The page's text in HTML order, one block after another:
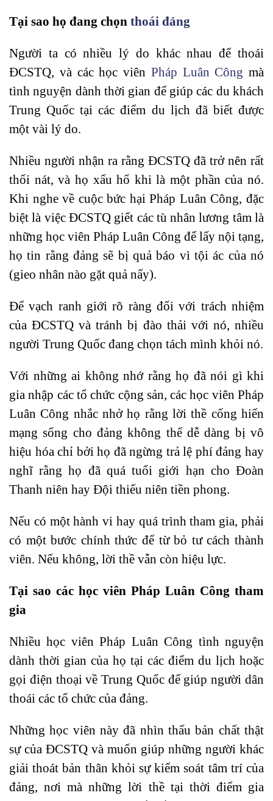
Tại sao họ đang chọn thoái đảng
Người ta có nhiều lý do khác nhau để thoái
ĐCSTQ, và các học viên Pháp Luân Công mà
tình nguyện dành thời gian để giúp các du khách
Trung Quốc tại các điểm du lịch đã biết được
một vài lý do.
Nhiều người nhận ra rằng ĐCSTQ đã trở nên rất
thối nát, và họ xấu hổ khi là một phần của nó.
Khi nghe về cuộc bức hại Pháp Luân Công, đặc
biệt là việc ĐCSTQ giết các tù nhân lương tâm là
những học viên Pháp Luân Công để lấy nội tạng,
họ tin rằng đảng sẽ bị quả báo vì tội ác của nó
(gieo nhân nào gặt quả nấy).
Để vạch ranh giới rõ ràng đối với trách nhiệm
của ĐCSTQ và tránh bị đào thải với nó, nhiều
người Trung Quốc đang chọn tách mình khỏi nó.
Với những ai không nhớ rằng họ đã nói gì khi
gia nhập các tổ chức cộng sản, các học viên Pháp
Luân Công nhắc nhở họ rằng lời thề cống hiến
mạng sống cho đảng không thể dễ dàng bị vô
hiệu hóa chỉ bởi họ đã ngừng trả lệ phí đảng hay
nghĩ rằng họ đã quá tuổi giới hạn cho Đoàn
Thanh niên hay Đội thiếu niên tiền phong.
Nếu có một hành vi hay quá trình tham gia, phải
có một bước chính thức để từ bỏ tư cách thành
viên. Nếu không, lời thề vẫn còn hiệu lực.
Tại sao các học viên Pháp Luân Công tham
gia
Nhiều học viên Pháp Luân Công tình nguyện
dành thời gian của họ tại các điểm du lịch hoặc
gọi điện thoại về Trung Quốc để giúp người dân
thoái các tổ chức của đảng.
Những học viên này đã nhìn thấu bản chất thật
sự của ĐCSTQ và muốn giúp những người khác
giải thoát bản thân khỏi sự kiểm soát tâm trí của
đảng, nơi mà những lời thề tại thời điểm gia